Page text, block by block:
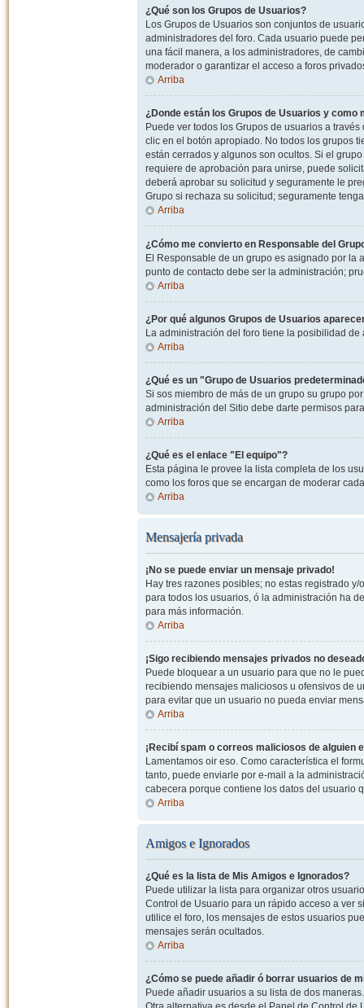
¿Qué son los Grupos de Usuarios?
Los Grupos de Usuarios son conjuntos de
administradores del foro. Cada usuario puede
una fácil manera, a los administradores, de
moderador o garantizar el acceso a foros
Arriba
¿Donde están los Grupos de Usuarios y como
Puede ver todos los Grupos de usuarios a
clic en el botón apropiado. No todos los grupos
están cerrados y algunos son ocultos. Si el
requiere de aprobación para unirse, puede
deberá aprobar su solicitud y seguramente le
Grupo si rechaza su solicitud; seguramente
Arriba
¿Cómo me convierto en Responsable del
El Responsable de un grupo es asignado por la
punto de contacto debe ser la administración;
Arriba
¿Por qué algunos Grupos de Usuarios
La administración del foro tiene la posibilidad
Arriba
¿Qué es un "Grupo de Usuarios
Si sos miembro de más de un grupo su grupo
administración del Sitio debe darte permisos
Arriba
¿Qué es el enlace "El equipo"?
Esta página le provee la lista completa de los
como los foros que se encargan de moderar
Arriba
Mensajería privada
¡No se puede enviar un mensaje privado!
Hay tres razones posibles; no estas registrado
para todos los usuarios, ó la administración ha
para más información.
Arriba
¡Sigo recibiendo mensajes privados no
Puede bloquear a un usuario para que no le
recibiendo mensajes maliciosos u ofensivos de
para evitar que un usuario no pueda enviar
Arriba
¡Recibí spam o correos maliciosos de alguien
Lamentamos oir eso. Como característica el
tanto, puede enviarle por e-mail a la
cabecera porque contiene los datos del usuario
Arriba
Amigos e Ignorados
¿Qué es la lista de Mis Amigos e Ignorados?
Puede utilizar la lista para organizar otros
Control de Usuario para un rápido acceso a ver
utilice el foro, los mensajes de estos usuarios
mensajes serán ocultados.
Arriba
¿Cómo se puede añadir ó borrar usuarios de
Puede añadir usuarios a su lista de dos